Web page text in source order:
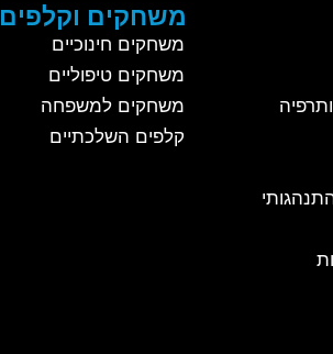
משחקים וקלפים
משחקים חינוכיים
משחקים טיפוליים
משחקים למשפחה
קלפים השלכתיים